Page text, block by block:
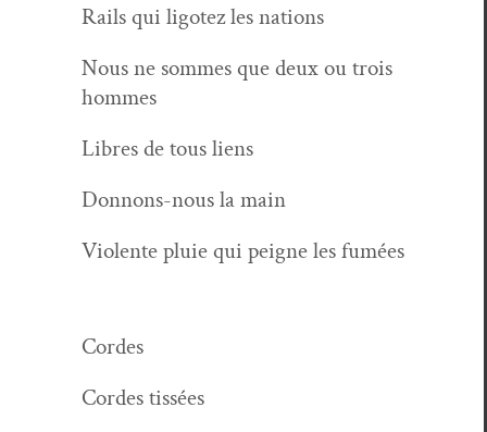
Rails qui lig­otez les nations
Nous ne sommes que deux ou trois
hommes
Libres de tous liens
Don­nons-nous la main
Vio­lente pluie qui peigne les fumées
Cordes
Cordes tis­sées